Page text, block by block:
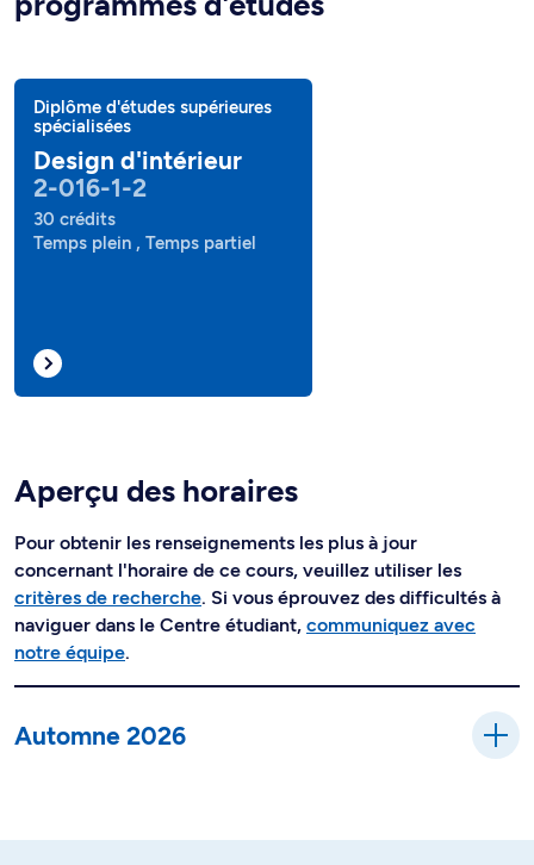
Diplôme d'études supérieures
spécialisées
Design d'intérieur
2-016-1-2
30 crédits
Temps plein , Temps partiel
Aperçu des horaires
Pour obtenir les renseignements les plus à jour
concernant l'horaire de ce cours, veuillez utiliser les
critères de recherche. Si vous éprouvez des difficultés à
naviguer dans le Centre étudiant, communiquez avec
notre équipe.
Automne 2026